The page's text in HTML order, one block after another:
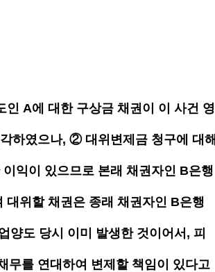
A에 대한 구상금 채권이 이 사건 영
하였으나, ② 대위변제금 청구에 대해
익이 있으므로 본래 채권자인 B은행
대위할 채권은 종래 채권자인 B은행
양도 당시 이미 발생한 것이어서, 피
무를 연대하여 변제할 책임이 있다고